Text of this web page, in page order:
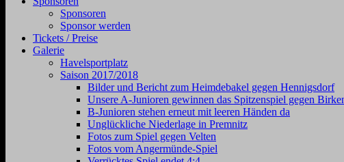
Sponsoren
Sponsor werden
Tickets / Preise
Galerie
Havelsportplatz
Saison 2017/2018
Bilder und Bericht zum Heimdebakel gegen Hennigsdorf
Unsere A-Junioren gewinnen das Spitzenspiel gegen
B-Junioren stehen erneut mit leeren Händen da
Unglückliche Niederlage in Premnitz
Fotos zum Spiel gegen Velten
Fotos vom Angermünde-Spiel